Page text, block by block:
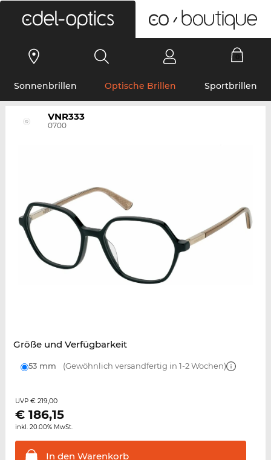
Sonnenbrillen Optische Brillen Sportbrillen
VNR333
0700
Größe und Verfügbarkeit
53 mm (Gewöhnlich versandfertig in 1-2 Wochen)
UVP € 219,00
€ 186,15
inkl. 20.00% MwSt.
In den Warenkorb